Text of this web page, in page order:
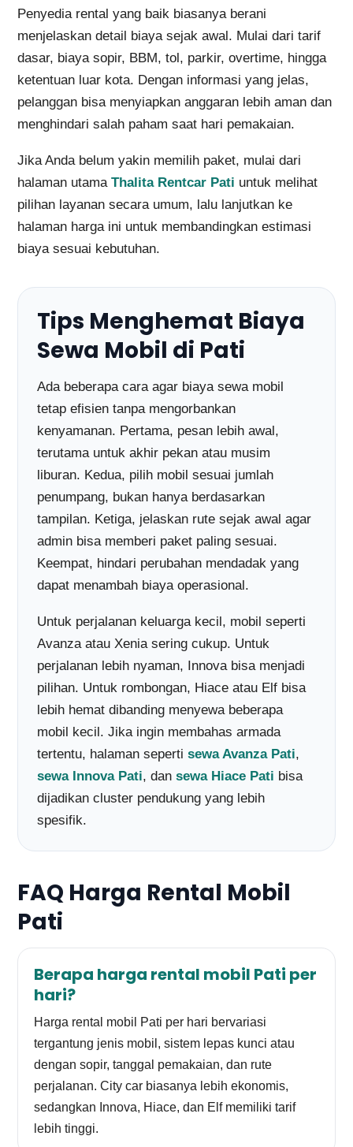
Penyedia rental yang baik biasanya berani
menjelaskan detail biaya sejak awal. Mulai dari tarif
dasar, biaya sopir, BBM, tol, parkir, overtime, hingga
ketentuan luar kota. Dengan informasi yang jelas,
pelanggan bisa menyiapkan anggaran lebih aman dan
menghindari salah paham saat hari pemakaian.
Jika Anda belum yakin memilih paket, mulai dari
halaman utamaThalita Rentcar Pati untuk melihat
pilihan layanan secara umum, lalu lanjutkan ke
halaman harga ini untuk membandingkan estimasi
biaya sesuai kebutuhan.
Tips Menghemat Biaya
Sewa Mobil di Pati
Ada beberapa cara agar biaya sewa mobil
tetap efisien tanpa mengorbankan
kenyamanan. Pertama, pesan lebih awal,
terutama untuk akhir pekan atau musim
liburan. Kedua, pilih mobil sesuai jumlah
penumpang, bukan hanya berdasarkan
tampilan. Ketiga, jelaskan rute sejak awal agar
admin bisa memberi paket paling sesuai.
Keempat, hindari perubahan mendadak yang
dapat menambah biaya operasional.
Untuk perjalanan keluarga kecil, mobil seperti
Avanza atau Xenia sering cukup. Untuk
perjalanan lebih nyaman, Innova bisa menjadi
pilihan. Untuk rombongan, Hiace atau Elf bisa
lebih hemat dibanding menyewa beberapa
mobil kecil. Jika ingin membahas armada
tertentu, halaman sepertisewa Avanza Pati,
sewa Innova Pati, dansewa Hiace Pati bisa
dijadikan cluster pendukung yang lebih
spesifik.
FAQ Harga Rental Mobil
Pati
Berapa harga rental mobil Pati per
hari?
Harga rental mobil Pati per hari bervariasi
tergantung jenis mobil, sistem lepas kunci atau
dengan sopir, tanggal pemakaian, dan rute
perjalanan. City car biasanya lebih ekonomis,
sedangkan Innova, Hiace, dan Elf memiliki tarif
lebih tinggi.